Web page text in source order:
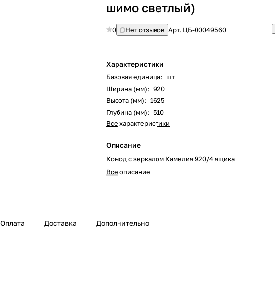
шимо светлый)
0 Нет отзывов Арт. ЦБ-00049560
Характеристики
Базовая единица: шт
Ширина (мм): 920
Высота (мм): 1625
Глубина (мм): 510
Все характеристики
Описание
Комод с зеркалом Камелия 920/4 ящика
Все описание
Оплата Доставка Дополнительно